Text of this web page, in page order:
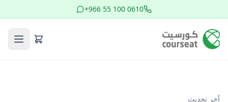
+966 55 100 0610
آخر تحديث